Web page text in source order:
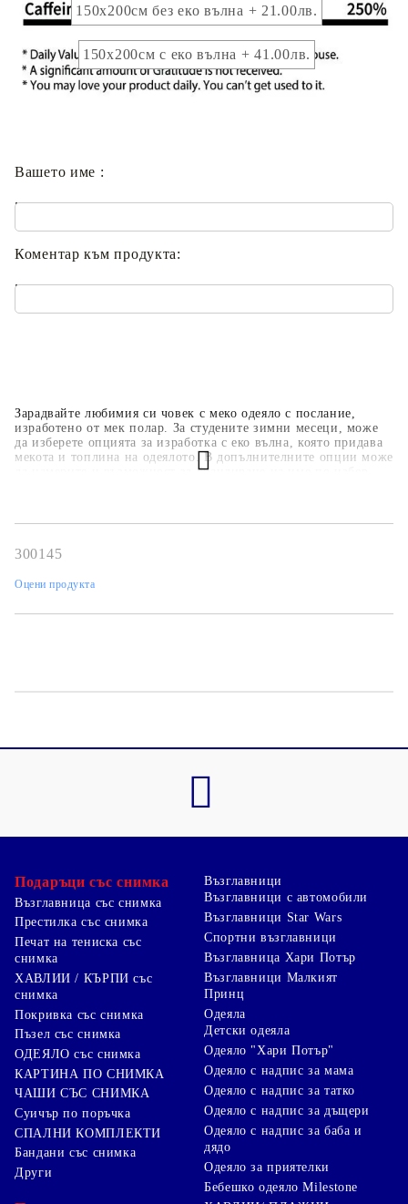
Зарадвайте любимия си човек с меко одеяло с послание,
изработено от мек полар. За студените зимни месеци, може
да изберете опцията за изработка с еко вълна, която придава
мекота и топлина на одеялото. В допълнителните опции може
да намерите и възможност за брандиране на име по избор.
150x200см без еко вълна + 21.00лв.
150x200см с еко вълна + 41.00лв.
Вашето име :
.
Коментар към продукта:
.
300145
Оцени продукта
Подаръци със снимка
Възглавница със снимка
Престилка със снимка
Печат на тениска със
снимка
ХАВЛИИ / КЪРПИ със
снимка
Покривка със снимка
Пъзел със снимка
ОДЕЯЛО със снимка
КАРТИНА ПО СНИМКА
ЧАШИ СЪС СНИМКА
Суичър по поръчка
СПАЛНИ КОМПЛЕКТИ
Бандани със снимка
Други
Възглавници
Възглавници с автомобили
Възглавници Star Wars
Спортни възглавници
Възглавница Хари Потър
Възглавници Малкият
Принц
Одеяла
Детски одеяла
Одеяло "Хари Потър"
Одеяло с надпис за мама
Одеяло с надпис за татко
Одеяло с надпис за дъщери
Одеяло с надпис за баба и
дядо
Одеяло за приятелки
Бебешко одеяло Milestone